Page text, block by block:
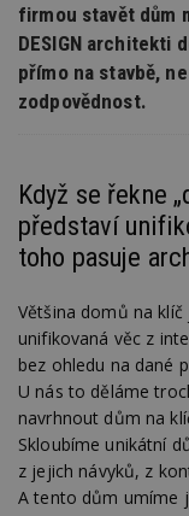
firmou stavět dům
DESIGN architekti
přímo na stavbě,
zodpovědnost.
Když se řekne
představí
toho pasuje
Většina domů na klíč
unifikovaná věc z
bez ohledu na dané
U nás to děláme
navrhnout dům na
Skloubíme unikátní
z jejich návyků, z
A tento dům umíme